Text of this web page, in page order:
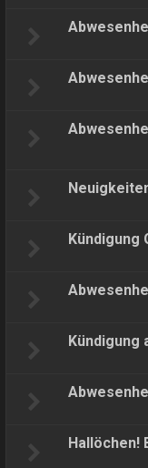
Kündigung
Kündigung
Hallöchen!